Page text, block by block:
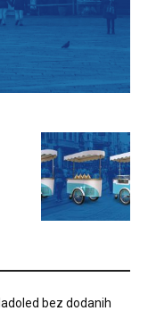
bez dodanih